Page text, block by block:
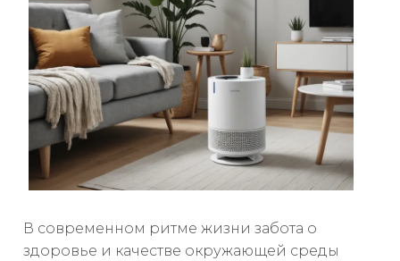
В современном ритме жизни забота о
здоровье и качестве окружающей среды